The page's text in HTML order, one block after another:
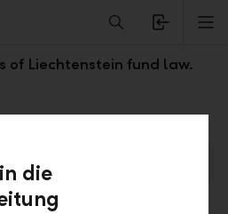
of Liechtenstein fund law.
in Liechtenstein
die